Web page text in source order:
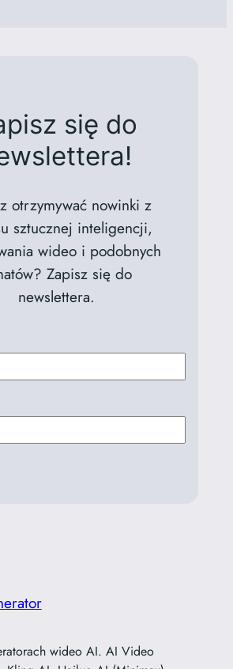
się do
otrzymywać nowinki z
sztucznej inteligencji,
wideo i podobnych
Zapisz się do
newslettera.
wideo AI. AI Video